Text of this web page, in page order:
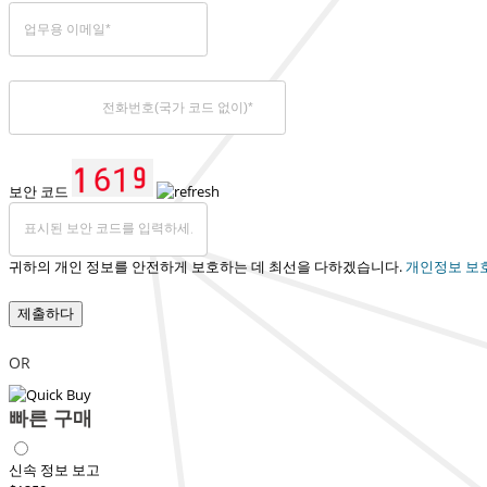
보안 코드
귀하의 개인 정보를 안전하게 보호하는 데 최선을 다하겠습니다. 개인정보 보
제출하다
OR
빠른 구매
신속 정보 보고